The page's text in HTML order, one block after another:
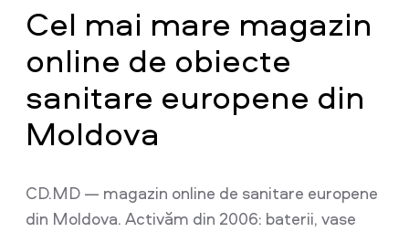
Cel mai mare magazin
online de obiecte
sanitare europene din
Moldova
CD.MD — magazin online de sanitare europene
din Moldova. Activăm din 2006: baterii, vase